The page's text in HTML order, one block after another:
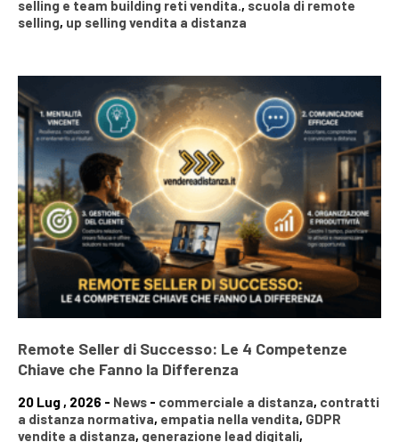
selling e team building reti vendita., scuola di remote
selling, up selling vendita a distanza
Remote Seller di Successo: Le 4 Competenze
Chiave che Fanno la Differenza
20 Lug , 2026 - News - commerciale a distanza, contratti
a distanza normativa, empatia nella vendita, GDPR
vendite a distanza, generazione lead digitali,